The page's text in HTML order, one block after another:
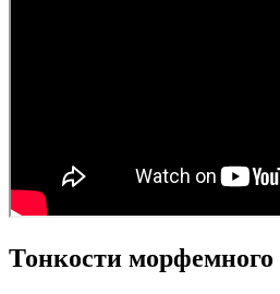
Тонкости морфемного